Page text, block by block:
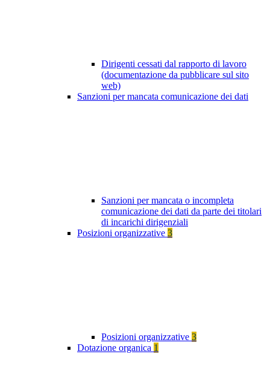
Dirigenti cessati dal rapporto di lavoro
(documentazione da pubblicare sul sito
web)
Sanzioni per mancata comunicazione dei dati
Sanzioni per mancata o incompleta
comunicazione dei dati da parte dei titolari
di incarichi dirigenziali
Posizioni organizzative 3
Posizioni organizzative 3
Dotazione organica 1